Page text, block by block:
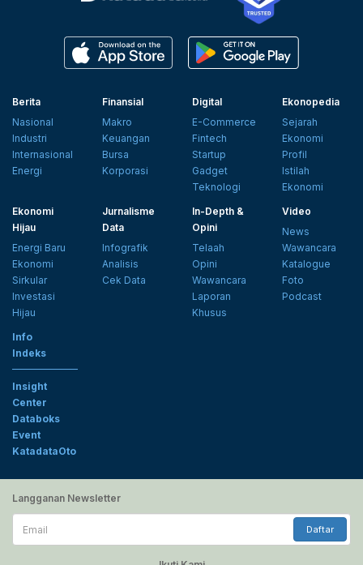
Berita
Nasional
Industri
Internasional
Energi
Finansial
Makro
Keuangan
Bursa
Korporasi
Digital
E-Commerce
Fintech
Startup
Gadget
Teknologi
Ekonopedia
Sejarah
Ekonomi
Profil
Istilah
Ekonomi
Ekonomi
Hijau
Energi Baru
Ekonomi
Sirkular
Investasi
Hijau
Jurnalisme
Data
Infografik
Analisis
Cek Data
In-Depth &
Opini
Telaah
Opini
Wawancara
Laporan
Khusus
Video
News
Wawancara
Katalogue
Foto
Podcast
Info
Indeks
Insight
Center
Databoks
Event
KatadataOto
Langganan Newsletter
Email
Daftar